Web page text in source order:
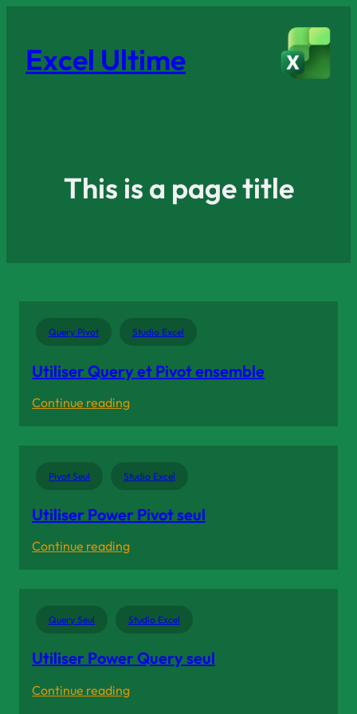
Excel Ultime
This is a page title
Query Pivot Studio Excel
Utiliser Query et Pivot ensemble
Continue reading:
Utiliser
Query
ensemble
Pivot Seul Studio Excel
Utiliser Power Pivot seul
Continue reading:
Utiliser
Power
Query Seul Studio Excel
Utiliser Power Query seul
Continue reading: